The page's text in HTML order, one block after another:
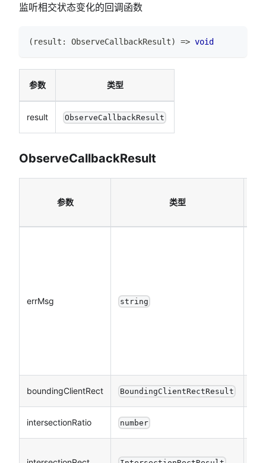
监听相交状态变化的回调函数
( result : ObserveCallbackResult) => void
参数 类型
result ObserveCallbackResult
ObserveCallbackResult
参数 类型
errMsg string
boundingClientRect BoundingClientRectResult
intersectionRatio number